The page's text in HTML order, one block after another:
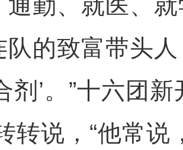
通勤、就医、
队的致富带头
剂’。”十六团
转说，“他常说